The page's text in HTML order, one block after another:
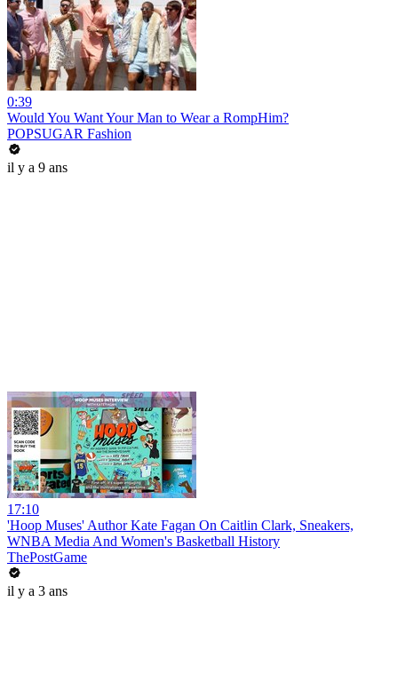
0:39
Would You Want Your Man to Wear a RompHim?
POPSUGAR Fashion
il y a 9 ans
17:10
'Hoop Muses' Author Kate Fagan On Caitlin Clark, Sneakers,
WNBA Media And Women's Basketball History
ThePostGame
il y a 3 ans